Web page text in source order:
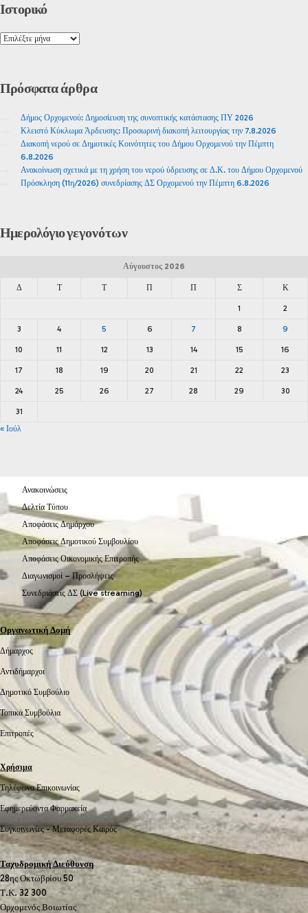
Ιστορικό
Πρόσφαταάρθρα
Δήμος Ορχομενού: Δημοσίευση της συνοπτικής κατάστασης ΠΥ 2026
Κλειστό Κύκλωμα Άρδευσης: Προσωρινή διακοπή λειτουργίας την 7.8.2026
Διακοπή νερού σε Δημοτικές Κοινότητες του Δήμου Ορχομενού την Πέμπτη
6.8.2026
Ανακοίνωση σχετικά με τη χρήση του νερού ύδρευσης σε Δ.Κ. του Δήμου Ορχομενού
Πρόσκληση (11η/2026) συνεδρίασης ΔΣ Ορχομενού την Πέμπτη 6.8.2026
Ημερολόγιογεγονότων
Αύγουστος 2026
Δ Τ Τ Π Π Σ Κ
1 2
3 4 5 6 7 8 9
10 11 12 13 14 15 16
17 18 19 20 21 22 23
24 25 26 27 28 29 30
31
« Ιούλ
Ανακοινώσεις
Δελτία Τύπου
Αποφάσεις Δημάρχου
Αποφάσεις Δημοτικού Συμβουλίου
Αποφάσεις Οικονομικής Επιτροπής
Διαγωνισμοί – Προσλήψεις
Συνεδριάσεις ΔΣ (Live streaming)
Οργανωτική Δομή
Δήμαρχος
Αντιδήμαρχοι
Δημοτικό Συμβούλιο
Τοπικά Συμβούλια
Επιτροπές
Χρήσιμα
Τηλέφωνα Επικοινωνίας
Εφημερεύοντα Φαρμακεία
Συγκοινωνίες -Μεταφορές Καιρός
Ταχυδρομική Διεύθυνση
28ης Οκτωβρίου 50
Τ.Κ. 32 300
Ορχομενός Βοιωτίας